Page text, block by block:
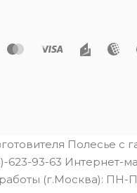
Полесье с
623-93-63 Интернет-
(г.Москва): ПН-